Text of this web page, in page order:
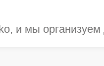
и мы организуем